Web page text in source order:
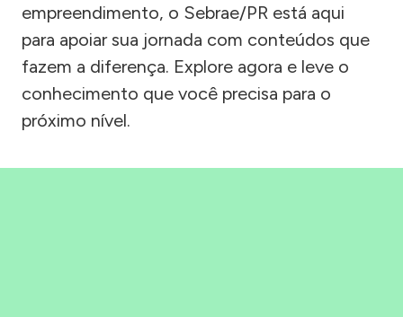
empreendimento, o Sebrae/PR está aqui
para apoiar sua jornada com conteúdos que
fazem a diferença. Explore agora e leve o
conhecimento que você precisa para o
próximo nível.